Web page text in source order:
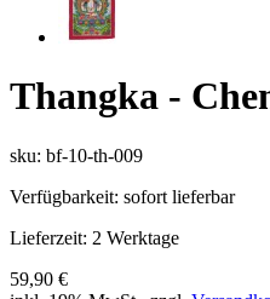
Thangka -
sku: bf-10-th-009
Verfügbarkeit: sofort lieferbar
Lieferzeit: 2 Werktage
59,90 €